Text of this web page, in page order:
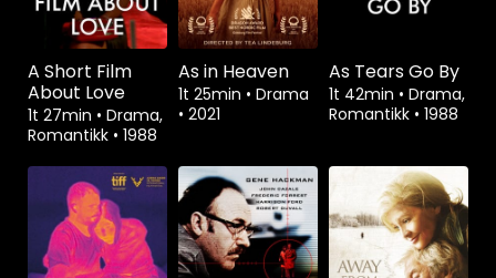
A Short Film
About Love
1t 27min • Drama,
Romantikk • 1988
As in Heaven
1t 25min • Drama
• 2021
As Tears Go By
1t 42min • Drama,
Romantikk • 1988